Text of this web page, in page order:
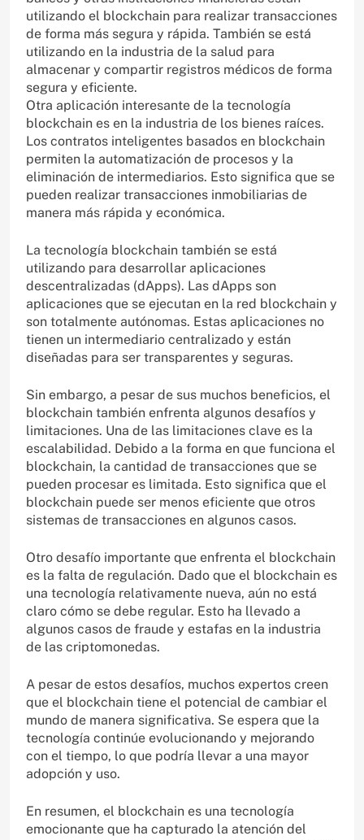
utilizando el blockchain para realizar transacciones
de forma más segura y rápida. También se está
utilizando en la industria de la salud para
almacenar y compartir registros médicos de forma
segura y eficiente.
Otra aplicación interesante de la tecnología
blockchain es en la industria de los bienes raíces.
Los contratos inteligentes basados en blockchain
permiten la automatización de procesos y la
eliminación de intermediarios. Esto significa que se
pueden realizar transacciones inmobiliarias de
manera más rápida y económica.
La tecnología blockchain también se está
utilizando para desarrollar aplicaciones
descentralizadas (dApps). Las dApps son
aplicaciones que se ejecutan en la red blockchain y
son totalmente autónomas. Estas aplicaciones no
tienen un intermediario centralizado y están
diseñadas para ser transparentes y seguras.
Sin embargo, a pesar de sus muchos beneficios, el
blockchain también enfrenta algunos desafíos y
limitaciones. Una de las limitaciones clave es la
escalabilidad. Debido a la forma en que funciona el
blockchain, la cantidad de transacciones que se
pueden procesar es limitada. Esto significa que el
blockchain puede ser menos eficiente que otros
sistemas de transacciones en algunos casos.
Otro desafío importante que enfrenta el blockchain
es la falta de regulación. Dado que el blockchain es
una tecnología relativamente nueva, aún no está
claro cómo se debe regular. Esto ha llevado a
algunos casos de fraude y estafas en la industria
de las criptomonedas.
A pesar de estos desafíos, muchos expertos creen
que el blockchain tiene el potencial de cambiar el
mundo de manera significativa. Se espera que la
tecnología continúe evolucionando y mejorando
con el tiempo, lo que podría llevar a una mayor
adopción y uso.
En resumen, el blockchain es una tecnología
emocionante que ha capturado la atención del